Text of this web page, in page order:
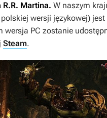
R.R. Martina. W naszym
wersji językowej)
wersja PC zostanie
Steam.